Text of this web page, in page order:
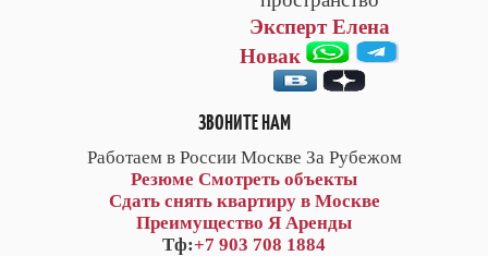
Эксперт Елена
Новак
ЗВОНИТЕ НАМ
Работаем в России Москве За Рубежом
Резюме Смотреть объекты
Сдать снять квартиру в Москве
Преимущество Я Аренды
Тф:+7 903 708 1884